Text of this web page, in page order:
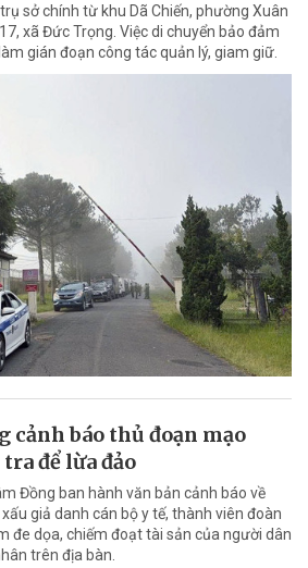
sở chính từ khu Dã Chiến, phường Xuân
xã Đức Trọng. Việc di chuyển bảo đảm
gián đoạn công tác quản lý, giam giữ.
cảnh báo thủ đoạn mạo
để lừa đảo
Đồng ban hành văn bản cảnh báo về
giả danh cán bộ y tế, thành viên đoàn
đe dọa, chiếm đoạt tài sản của người dân
trên địa bàn.